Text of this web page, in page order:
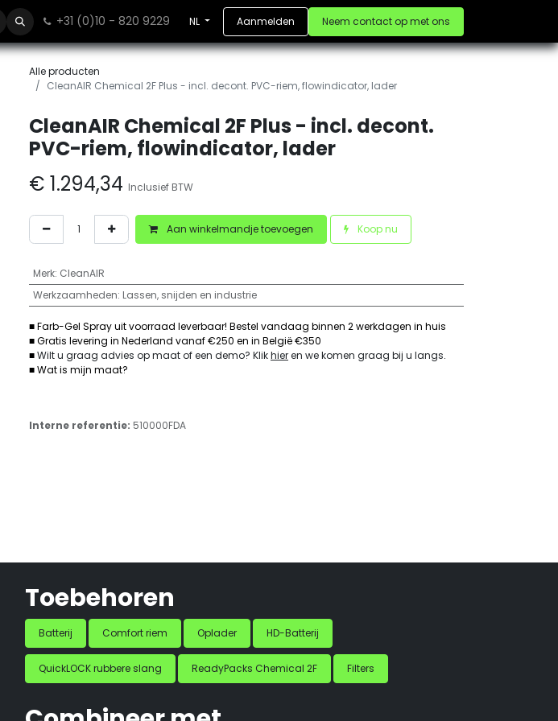
+31 (0)10 - 820 9229 NL Aanmelden Neem contact op met ons
Alle producten
CleanAIR Chemical 2F Plus - incl. decont. PVC-riem, flowindicator, lader
CleanAIR Chemical 2F Plus - incl. decont.
PVC-riem, flowindicator, lader
€ 1.294,34 Inclusief BTW
Aan winkelmandje toevoegen Koop nu
Merk: CleanAIR
Werkzaamheden: Lassen, snijden en industrie
■ Farb-Gel Spray uit voorraad leverbaar! Bestel vandaag binnen 2 werkdagen in huis
■ Gratis levering in Nederland vanaf €250 en in België €350
■Wilt u graag advies op maat of een demo? Klikhieren we komen graag bij u langs.
■ Wat is mijn maat?
Interne referentie: 510000FDA
Toebehoren
Batterij Comfort riem Oplader HD-Batterij
QuickLOCK rubbere slang ReadyPacks Chemical 2F Filters